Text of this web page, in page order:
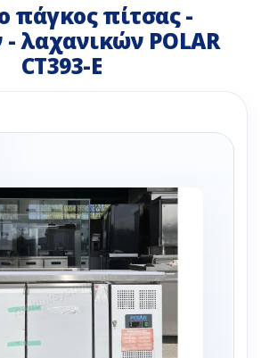
πάγκος πίτσας -
λαχανικών POLAR
CT393-E